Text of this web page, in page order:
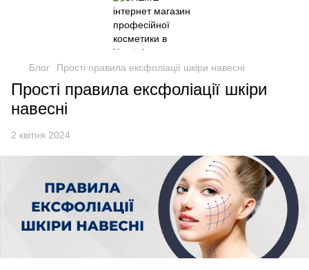
Блог Прості правила ексфоліації шкіри навесні
Прості правила ексфоліації шкіри
навесні
2 квітня 2024